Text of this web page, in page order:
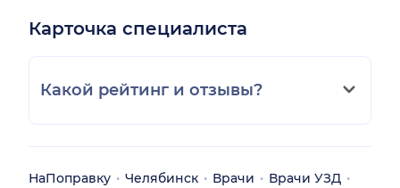
Карточка специалиста
Какой рейтинг и отзывы?
НаПоправку Челябинск Врачи
Врачи УЗД